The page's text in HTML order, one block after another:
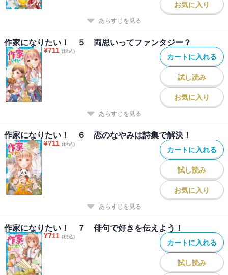
お気に入り
あらすじを見る
作家になりたい！ ５ 両思いってファンタジー？
¥711 (税込)
カートに入れる
試し読み
お気に入り
あらすじを見る
作家になりたい！ ６ 恋のなやみは詩集で解決！
¥711 (税込)
カートに入れる
試し読み
お気に入り
あらすじを見る
作家になりたい！ ７ 俳句で好きを伝えよう！
¥711 (税込)
カートに入れる
試し読み